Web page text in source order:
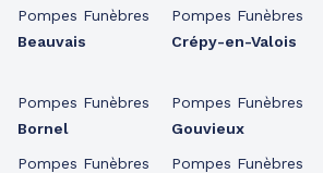
Pompes Funèbres
Beauvais
Pompes Funèbres
Bornel
Pompes Funèbres
Pompes Funèbres
Crépy-en-Valois
Pompes Funèbres
Gouvieux
Pompes Funèbres